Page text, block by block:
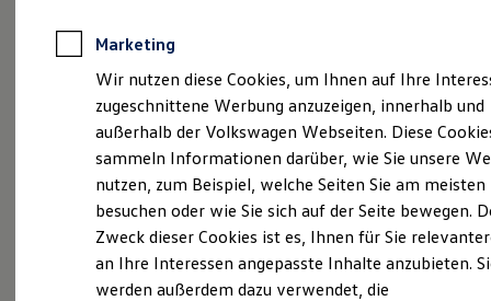
Anpfiff zum Gewinn
Elektroautos
ID. Tutorials
Der neue ID. Polo
Der ID.4
Der ID.4 GTX
Der ID.5 GTX
Der ID.7 GTX
Der ID.7 Tourer
Der ID.7 GTX Tourer
Details des Golf
Marketing
Wir nutzen diese Cookies, um Ihnen auf Ihre
zugeschnittene Werbung anzuzeigen, innerhalb und
außerhalb der Volkswagen Webseiten. Diese
sammeln Informationen darüber, wie Sie unsere
nutzen, zum Beispiel, welche Seiten Sie am meisten
besuchen oder wie Sie sich auf der Seite bewegen.
Zweck dieser Cookies ist es, Ihnen für Sie
an Ihre Interessen angepasste Inhalte anzubieten.
werden außerdem dazu verwendet, die